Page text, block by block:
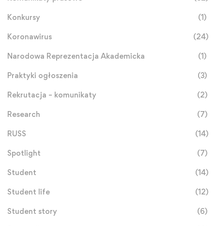
Konkursy (1)
Koronawirus (24)
Narodowa Reprezentacja Akademicka (1)
Praktyki ogłoszenia (3)
Rekrutacja – komunikaty (2)
Research (7)
RUSS (14)
Spotlight (7)
Student (14)
Student life (12)
Student story (6)